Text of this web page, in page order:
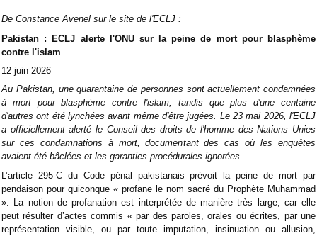
De Constance Avenel sur le site de l'ECLJ :
Pakistan : ECLJ alerte l'ONU sur la peine de mort pour blasphème
contre l'islam
12 juin 2026
Au Pakistan, une quarantaine de personnes sont actuellement condamnées
à mort pour blasphème contre l'islam, tandis que plus d'une centaine
d'autres ont été lynchées avant même d'être jugées. Le 23 mai 2026, l'ECLJ
a officiellement alerté le Conseil des droits de l'homme des Nations Unies
sur ces condamnations à mort, documentant des cas où les enquêtes
avaient été bâclées et les garanties procédurales ignorées.
L’article 295-C du Code pénal pakistanais prévoit la peine de mort par
pendaison pour quiconque « profane le nom sacré du Prophète Muhammad
». La notion de profanation est interprétée de manière très large, car elle
peut résulter d’actes commis « par des paroles, orales ou écrites, par une
représentation visible, ou par toute imputation, insinuation ou allusion,